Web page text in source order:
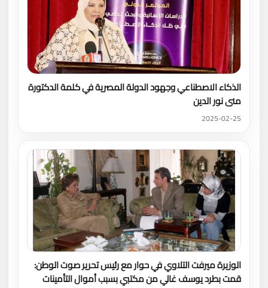
الذكاء الاصطناعي وجهود الدولة المصرية في كلمة الدكتورة
منى نور الدين
2025-02-25
الوزيرة ميرفت التلاوي في حوار مع رئيس تحرير صوت الوطن:
قمت بطرد يوسف غالي من مكتبي بسبب أموال التأمينات